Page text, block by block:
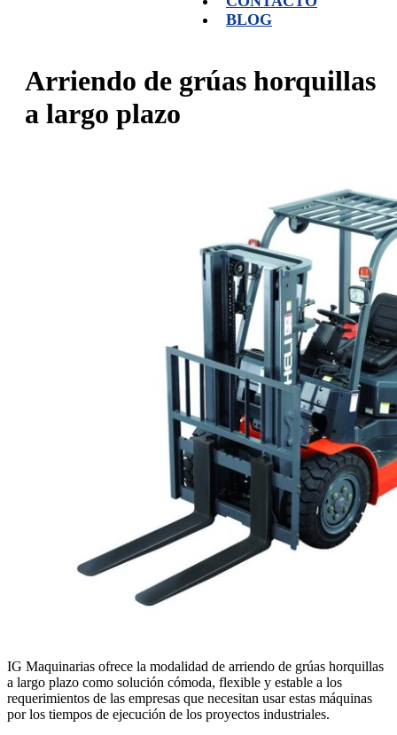
BLOG
Arriendo de grúas horquillas
a largo plazo
IG Maquinarias ofrece la modalidad de arriendo de grúas horquillas
a largo plazo como solución cómoda, flexible y estable a los
requerimientos de las empresas que necesitan usar estas máquinas
por los tiempos de ejecución de los proyectos industriales.